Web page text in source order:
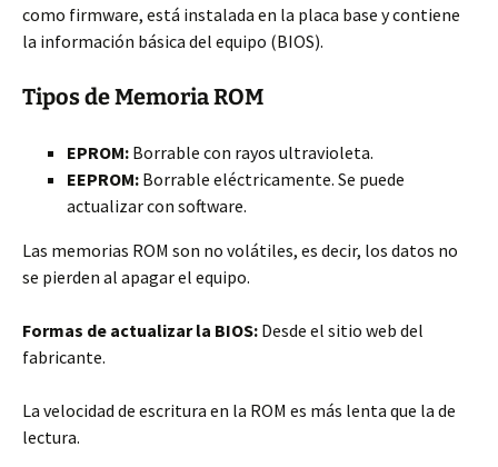
como firmware, está instalada en la placa base y contiene
la información básica del equipo (BIOS).
Tipos de Memoria ROM
EPROM: Borrable con rayos ultravioleta.
EEPROM: Borrable eléctricamente. Se puede
actualizar con software.
Las memorias ROM son no volátiles, es decir, los datos no
se pierden al apagar el equipo.
Formas de actualizar la BIOS: Desde el sitio web del
fabricante.
La velocidad de escritura en la ROM es más lenta que la de
lectura.